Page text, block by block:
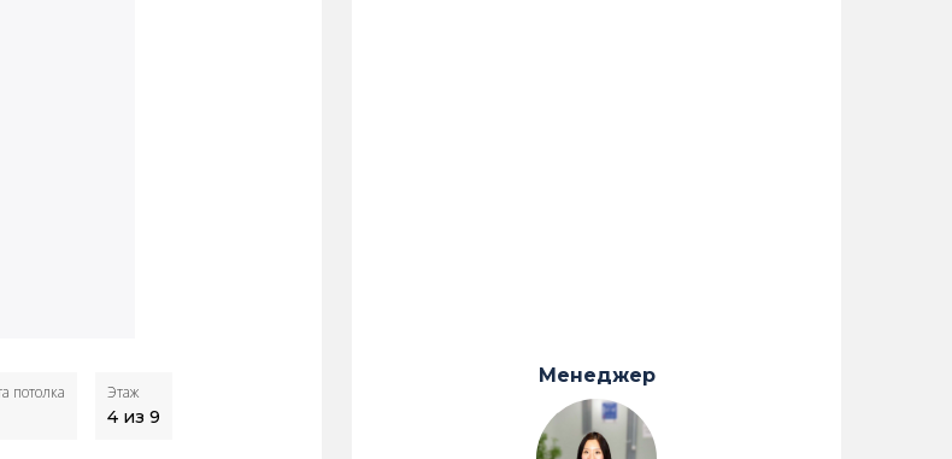
потолка Этаж
4 из 9
Менеджер